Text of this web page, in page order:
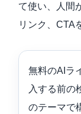
て使い、人間
リンク、CTA
無料のAIラ
入する前の
のテーマで